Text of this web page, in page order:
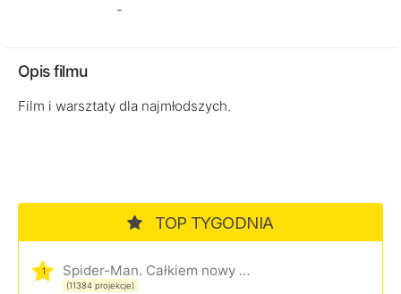
-
Opis filmu
Film i warsztaty dla najmłodszych.
TOP TYGODNIA
1 Spider-Man. Całkiem nowy dzień
(11384 projekcje)